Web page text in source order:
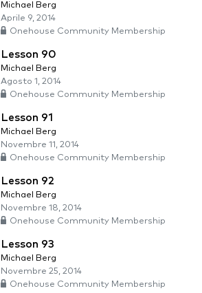
Michael Berg
Aprile 9, 2014
Onehouse Community Membership
Lesson 90
Michael Berg
Agosto 1, 2014
Onehouse Community Membership
Lesson 91
Michael Berg
Novembre 11, 2014
Onehouse Community Membership
Lesson 92
Michael Berg
Novembre 18, 2014
Onehouse Community Membership
Lesson 93
Michael Berg
Novembre 25, 2014
Onehouse Community Membership